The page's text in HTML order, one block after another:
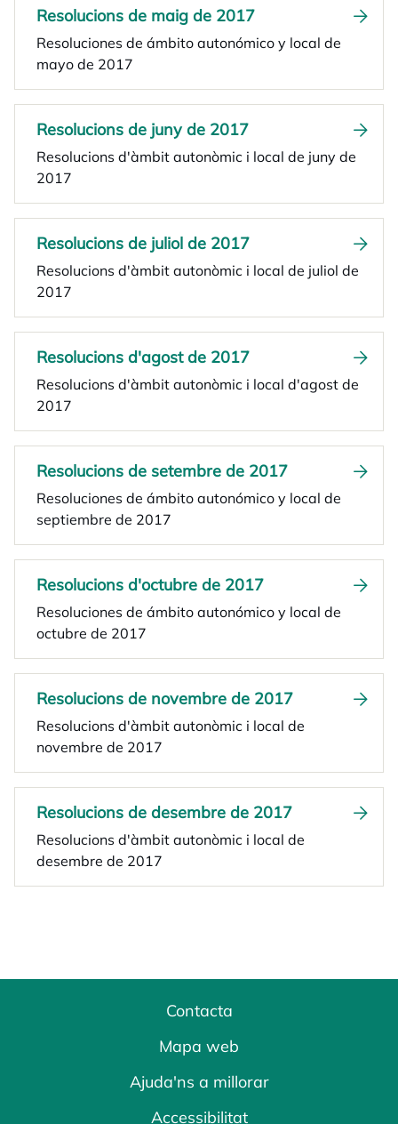
Resolucions de maig de 2017
Resoluciones de ámbito autonómico y local de
mayo de 2017
Resolucions de juny de 2017
Resolucions d'àmbit autonòmic i local de juny de
2017
Resolucions de juliol de 2017
Resolucions d'àmbit autonòmic i local de juliol de
2017
Resolucions d'agost de 2017
Resolucions d'àmbit autonòmic i local d'agost de
2017
Resolucions de setembre de 2017
Resoluciones de ámbito autonómico y local de
septiembre de 2017
Resolucions d'octubre de 2017
Resoluciones de ámbito autonómico y local de
octubre de 2017
Resolucions de novembre de 2017
Resolucions d'àmbit autonòmic i local de
novembre de 2017
Resolucions de desembre de 2017
Resolucions d'àmbit autonòmic i local de
desembre de 2017
Contacta
Mapa web
Ajuda'ns a millorar
Accessibilitat